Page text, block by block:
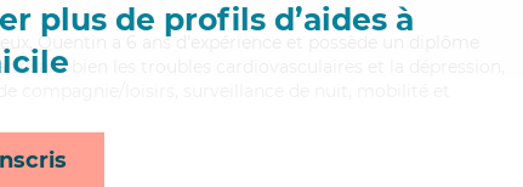
plus de profils d’aides à
Quentin a 6 ans d'expérience et possède un diplôme
bien les troubles cardiovasculaires et la dépression,